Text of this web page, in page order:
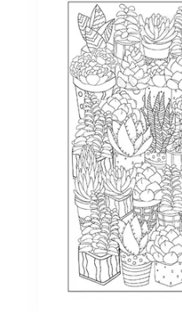
Passt in jede
Jederzeit nachdrucken